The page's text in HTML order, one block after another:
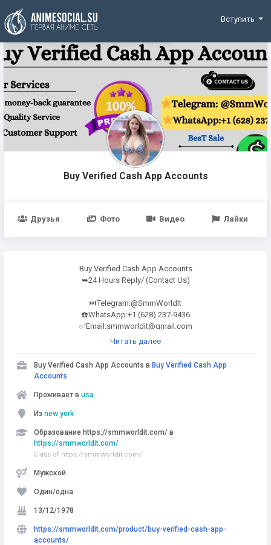
Funding
Вступить
Buy Verified Cash App Accounts
Друзья Фото Видео Лайки
Buy Verified Cash App Accounts
➥24 Hours Reply/ (Contact Us)
⏭️Telegram:@SmmWorldIt
☎️WhatsApp:+1 (628) 237-9436
✅Email:smmworldit@gmail.com
⭐✔➤✅ Cash App is a mobile payment service developed by Square,
key aspects of a Cash App account:
Читать далее
Buy Verified Cash App Accounts в Buy Verified Cash App
Accounts
Проживает в usa
Из new york
Образование https://smmworldit.com/ в
https://smmworldit.com/
Class of https://smmworldit.com/
Мужской
Один/одна
13/12/1978
https://smmworldit.com/product/buy-verified-cash-app-
accounts/